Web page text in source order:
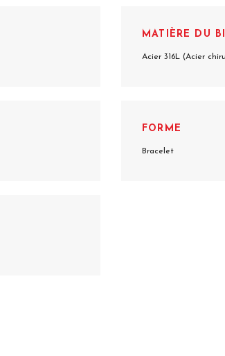
MATIÈRE DU
Acier 316L (Acier
FORME
Bracelet